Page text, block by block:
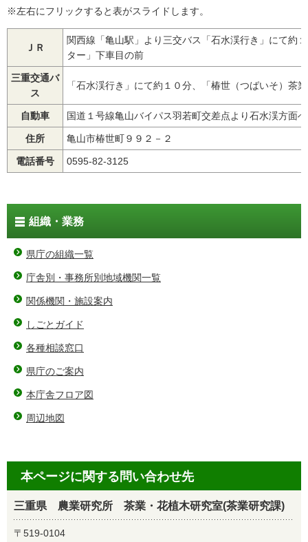
※左右にフリックすると表がスライドします。
ＪＲ
関西線「亀山駅」より三交バス「石水渓行き」にて約
ター」下車目の前
三重交通バ
ス
「石水渓行き」にて約１０分、「椿世（つばいそ）茶
自動車 国道１号線亀山バイパス羽若町交差点より石水渓方面
住所 亀山市椿世町９９２－２
電話番号 0595-82-3125
組織・業務
県庁の組織一覧
庁舎別・事務所別地域機関一覧
関係機関・施設案内
しごとガイド
各種相談窓口
県庁のご案内
本庁舎フロア図
周辺地図
本ページに関する問い合わせ先
三重県 農業研究所 茶業・花植木研究室(茶業研究課)
〒519-0104